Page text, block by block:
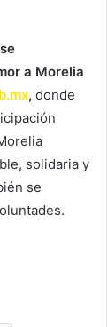
a Morelia
, donde
solidaria y
se